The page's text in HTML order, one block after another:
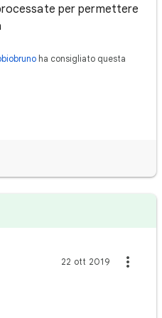
per permettere
ha consigliato questa
22 ott 2019